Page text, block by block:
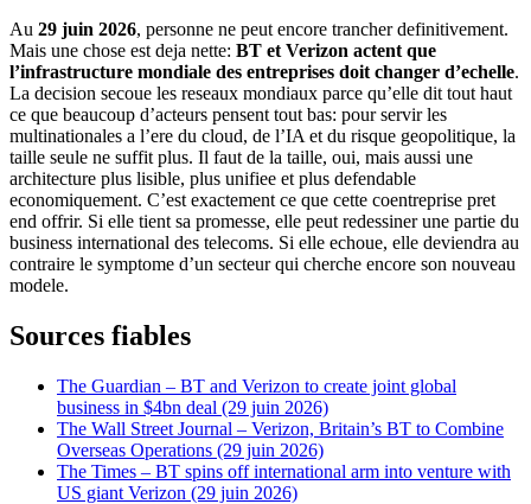
Au 29 juin 2026, personne ne peut encore trancher definitivement.
Mais une chose est deja nette: BT et Verizon actent que
l’infrastructure mondiale des entreprises doit changer d’echelle.
La decision secoue les reseaux mondiaux parce qu’elle dit tout haut
ce que beaucoup d’acteurs pensent tout bas: pour servir les
multinationales a l’ere du cloud, de l’IA et du risque geopolitique, la
taille seule ne suffit plus. Il faut de la taille, oui, mais aussi une
architecture plus lisible, plus unifiee et plus defendable
economiquement. C’est exactement ce que cette coentreprise pret
end offrir. Si elle tient sa promesse, elle peut redessiner une partie du
business international des telecoms. Si elle echoue, elle deviendra au
contraire le symptome d’un secteur qui cherche encore son nouveau
modele.
Sources fiables
The Guardian – BT and Verizon to create joint global
business in $4bn deal (29 juin 2026)
The Wall Street Journal – Verizon, Britain’s BT to Combine
Overseas Operations (29 juin 2026)
The Times – BT spins off international arm into venture with
US giant Verizon (29 juin 2026)